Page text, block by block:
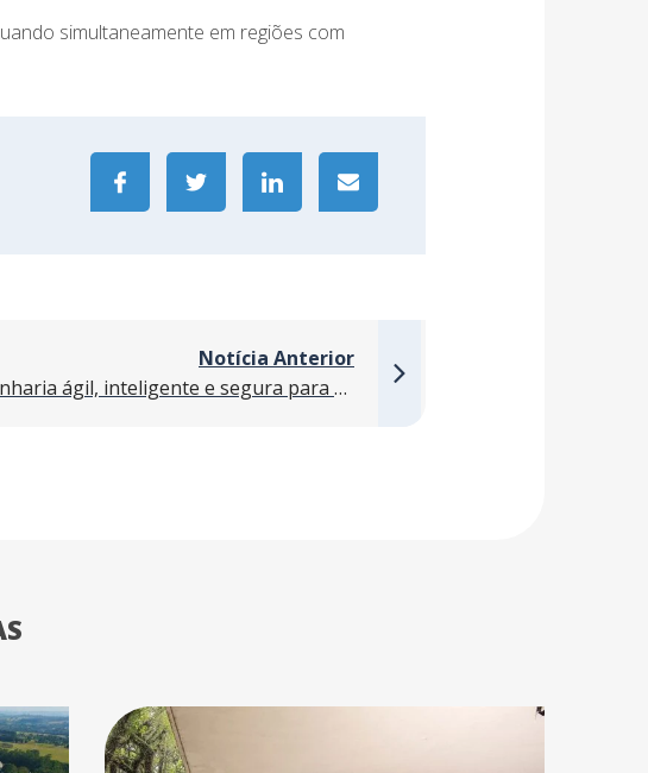
simultaneamente em regiões com
Notícia Anterior
AF FIT: engenharia ágil, inteligente e segura para empresas que não podem parar